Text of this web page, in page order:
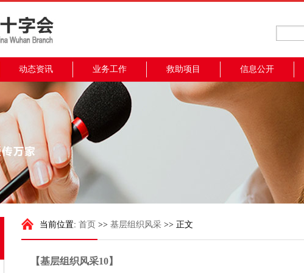
动态资讯 业务工作 救助项目 信息公开
当前位置: 首页 >> 基层组织风采 >> 正文
【基层组织风采10】